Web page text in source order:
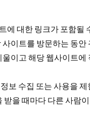
에 대한 링크가 포함
이트를 방문하는 동
이고 해당 웹사이트
보 수집 또는 사용을
을 때마다 다른 사람